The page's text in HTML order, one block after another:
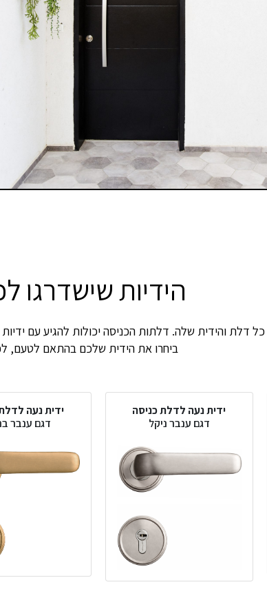
הידיות
כל דלת והידית שלה. דלתות הכניסה יכולות להגיע עם ידיות
ביחרו את הידית שלכם בהתאם לטעם,
ידית נעה לדלת כניסה
דגם ענבר ניקל
ידית נעה
דגם ענבר